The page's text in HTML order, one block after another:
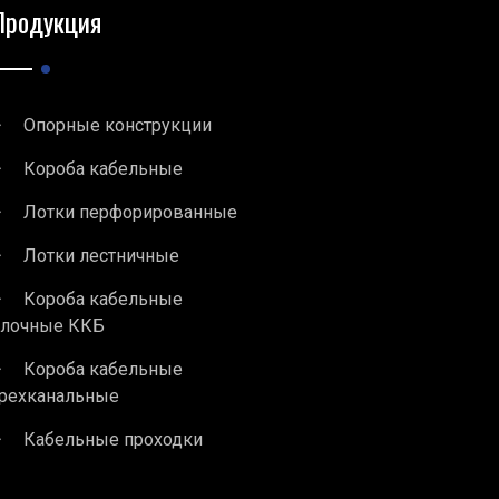
Опорные конструкции
Короба кабельные
Лотки перфорированные
Лотки лестничные
Короба кабельные
ККБ
Короба кабельные
Кабельные проходки